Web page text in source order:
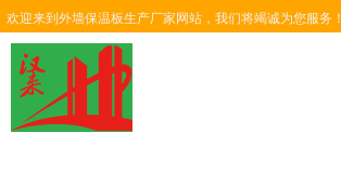
欢迎来到外墙保温板生产厂家网站，我们将竭诚为您服务！